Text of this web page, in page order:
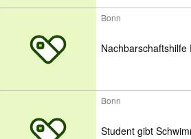
Bonn
Nachbarschaftshilfe
Bonn
Student gibt